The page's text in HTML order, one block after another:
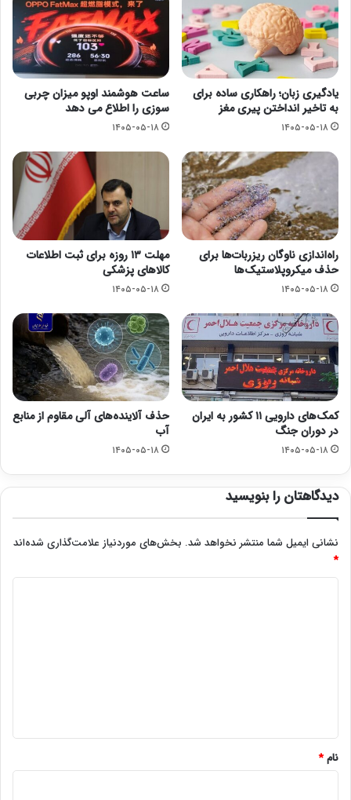
یادگیری زبان؛ راهکاری ساده برای
به تاخیر انداختن پیری مغز
۱۴۰۵-۰۵-۱۸
ساعت هوشمند اوپو میزان چربی
سوزی را اطلاع می دهد
۱۴۰۵-۰۵-۱۸
راه‌اندازی ناوگان ریزربات‌ها برای
حذف میکروپلاستیک‌ها
۱۴۰۵-۰۵-۱۸
مهلت ۱۳ روزه برای ثبت اطلاعات
کالاهای پزشکی
۱۴۰۵-۰۵-۱۸
کمک‌های دارویی ۱۱ کشور به ایران
در دوران جنگ
۱۴۰۵-۰۵-۱۸
حذف آلاینده‌های آلی مقاوم از منابع
آب
۱۴۰۵-۰۵-۱۸
دیدگاهتان را بنویسید
نشانی ایمیل شما منتشر نخواهد شد. بخش‌های موردنیاز علامت‌گذاری شده‌اند
*
نام*